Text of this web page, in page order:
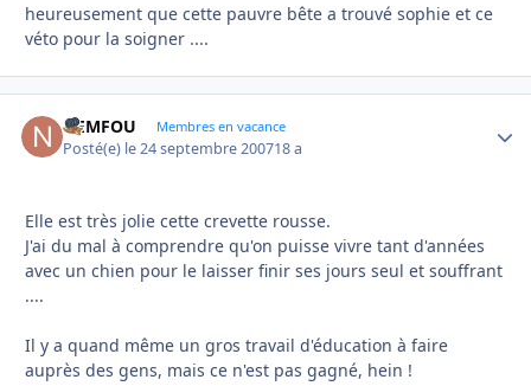
heureusement que cette pauvre bête a trouvé sophie et ce
véto pour la soigner ....
NEMFOU Membres en vacance
Posté(e) le 24 septembre 200718 a
Elle est très jolie cette crevette rousse.
J'ai du mal à comprendre qu'on puisse vivre tant d'années
avec un chien pour le laisser finir ses jours seul et souffrant
....
Il y a quand même un gros travail d'éducation à faire
auprès des gens, mais ce n'est pas gagné, hein !